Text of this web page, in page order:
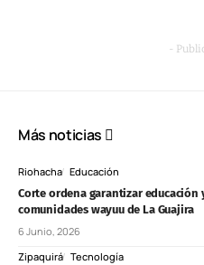
-
Más noticias
Riohacha Educación
Corte ordena garantizar educación
comunidades wayuu de La Guajira
6 Junio, 2026
Zipaquirá Tecnología